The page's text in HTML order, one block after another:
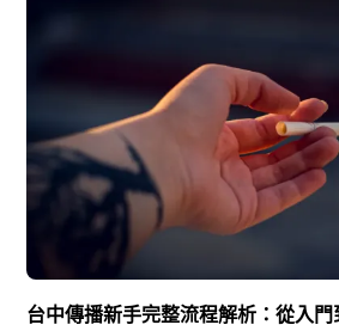
台中傳播新手完整流程解析：從入